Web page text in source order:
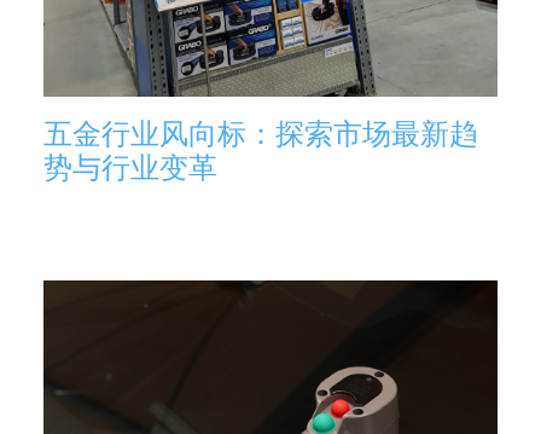
五金行业风向标：探索市场最新趋
势与行业变革